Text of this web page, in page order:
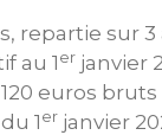
repartie sur
au 1 er janvier
euros
1er janvier